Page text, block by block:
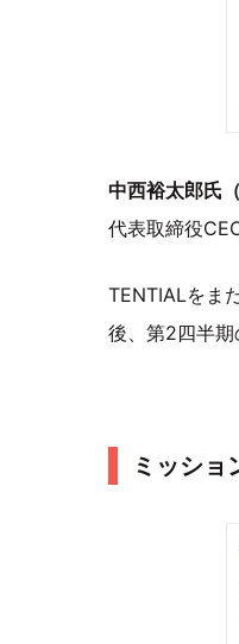
中西裕太郎氏
代表取締役
TENTIALをま
後、第2四半期
ミッショ